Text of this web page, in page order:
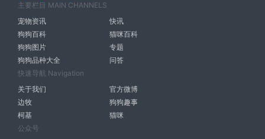
主要栏目 MAIN CHANNELS
宠物资讯
快讯
狗狗百科
猫咪百科
狗狗图片
专题
狗狗品种大全
问答
快速导航 Navigation
关于我们
官方微博
边牧
狗狗趣事
柯基
猫咪
公众号